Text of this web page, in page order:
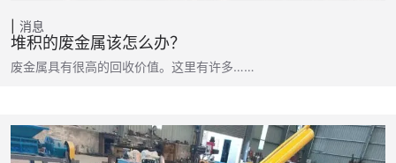
消息
堆积的废金属该怎么办？
废金属具有很高的回收价值。这里有许多……